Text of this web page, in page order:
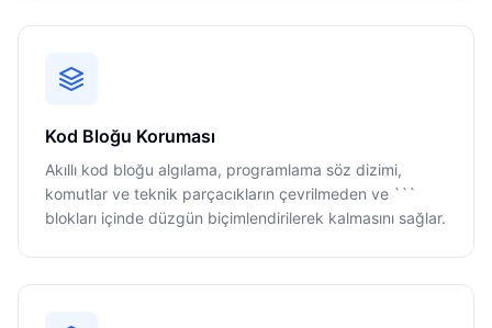
Kod Bloğu Koruması
Akıllı kod bloğu algılama, programlama söz dizimi,
komutlar ve teknik parçacıkların çevrilmeden ve ```
blokları içinde düzgün biçimlendirilerek kalmasını sağlar.